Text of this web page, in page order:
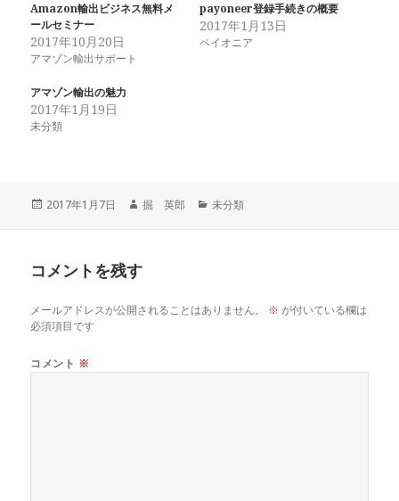
Amazon輸出ビジネス無料メ
ールセミナー
2017年10月20日
アマゾン輸出サポート
payoneer登録手続きの概要
2017年1月13日
ペイオニア
アマゾン輸出の魅力
2017年1月19日
未分類
投
2017年1月7日
作
掘 英郎
カ
未分類
コメントを残す
メールアドレスが公開されることはありません。 ※ が付いている欄は
必須項目です
コメント ※